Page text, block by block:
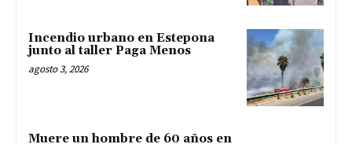
Incendio urbano en Estepona
junto al taller Paga Menos
agosto 3, 2026
Muere un hombre de 60 años en